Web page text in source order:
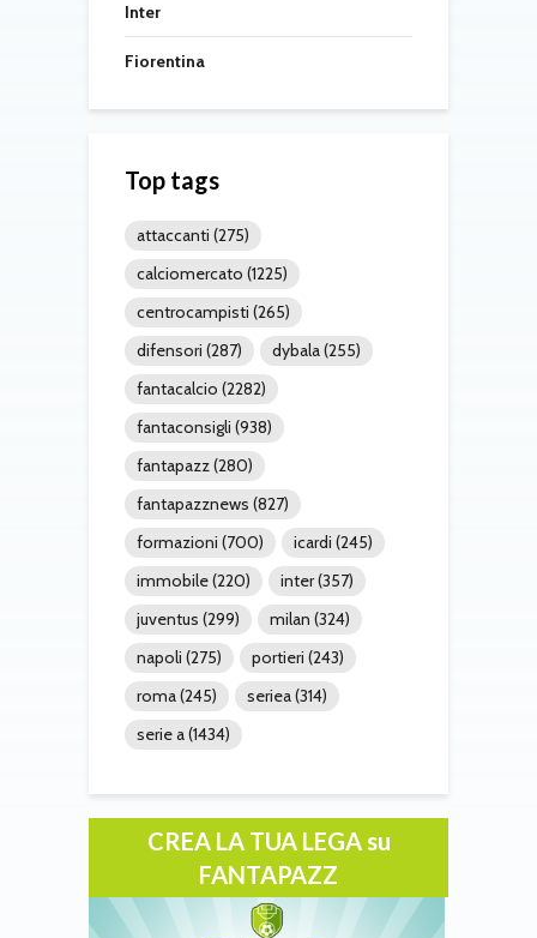
Inter
Fiorentina
Top tags
attaccanti (275)
calciomercato (1225)
centrocampisti (265)
difensori (287) dybala(255)
fantacalcio (2282)
fantaconsigli (938)
fantapazz(280)
fantapazznews (827)
formazioni (700) icardi (245)
immobile(220) inter(357)
juventus (299) milan (324)
napoli (275) portieri (243)
roma(245) seriea(314)
serie a(1434)
CREA LA TUA LEGA su
FANTAPAZZ